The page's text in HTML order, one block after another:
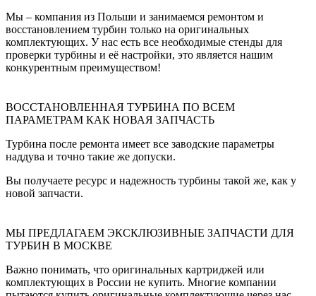
Мы – компания из Польши и занимаемся ремонтом и
восстановлением турбин только на оригинальных
комплектующих. У нас есть все необходимые стенды для
проверки турбины и её настройки, это является нашим
конкурентным преимуществом!
ВОССТАНОВЛЕННАЯ ТУРБИНА ПО ВСЕМ
ПАРАМЕТРАМ КАК НОВАЯ ЗАПЧАСТЬ
Турбина после ремонта имеет все заводские параметры
наддува и точно такие же допуски.
Вы получаете ресурс и надежность турбины такой же, как у
новой запчасти.
МЫ ПРЕДЛАГАЕМ ЭКСКЛЮЗИВНЫЕ ЗАПЧАСТИ ДЛЯ
ТУРБИН В МОСКВЕ
Важно понимать, что оригинальных картриджей или
комплектующих в России не купить. Многие компании